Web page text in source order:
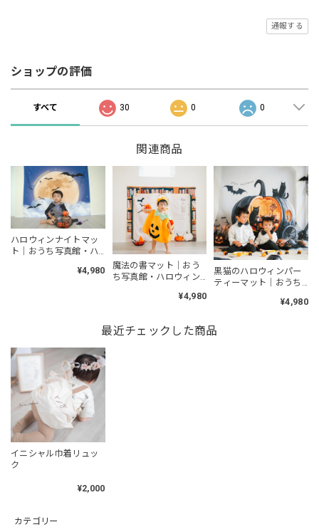
カテゴリー
通報する
ショップの評価
すべて 30 0 0
関連商品
ハロウィンナイトマッ
ト｜おうち写真館・ハ
¥4,980
魔法の書マット｜おう
ち写真館・ハロウィン
¥4,980
黒猫のハロウィンパー
ティーマット｜おうち
¥4,980
最近チェックした商品
イニシャル巾着リュッ
ク
¥2,000